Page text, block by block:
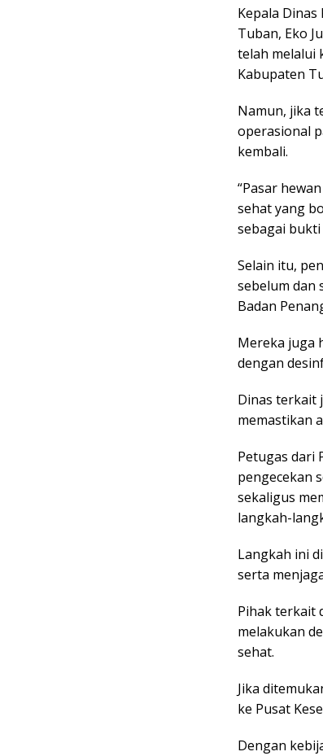
Kepala
Tuban, Eko
telah melalui
Kabupaten
Namun, jika
operasional
kembali.
“Pasar
sehat yang
sebagai bukti
Selain itu,
sebelum dan
Badan
Mereka juga
dengan
Dinas terkait
memastikan
Petugas dari
pengecekan
sekaligus
langkah-
Langkah ini
serta
Pihak terkait
melakukan
sehat.
Jika
ke Pusat
Dengan